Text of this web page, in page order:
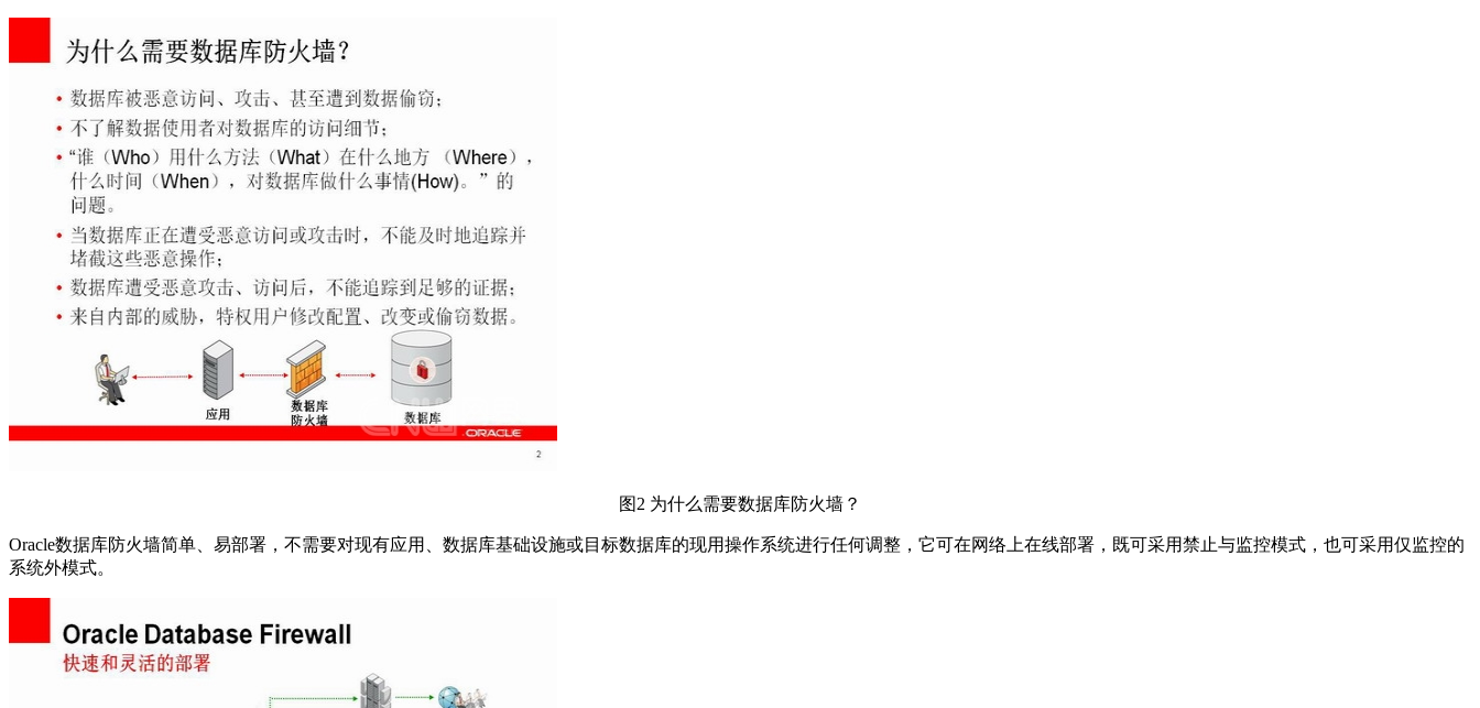
图2 为什么需要数据库防火墙？
Oracle数据库防火墙简单、易部署，不需要对现有应用、数据库基础设施或目标数据库的现用操作系统进行任何调整，它可在网络上在线部署，既可采用禁止与监控模式，也可采用仅监控的
系统外模式。